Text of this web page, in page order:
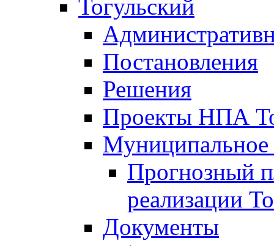
Тогульский
Постановления
Решения
Проекты НПА
Прогнозный
реализации
Документы